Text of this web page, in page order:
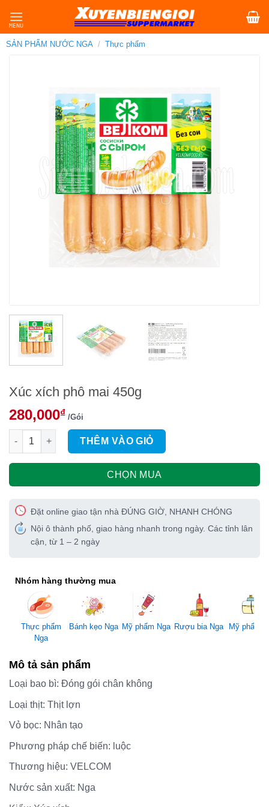
content
SẢN PHẨM NƯỚC NGA / Thực phẩm
Xúc xích phô mai 450g
280,000₫ /Gói
Xúc xích phô mai 450g số lượng
THÊM VÀO GIỎ
CHỌN MUA
Đặt online giao tận nhà ĐÚNG GIỜ, NHANH CHÓNG
Nội ô thành phố, giao hàng nhanh trong ngày. Các tỉnh lân
cận, từ 1 – 2 ngày
Nhóm hàng thường mua
Thực phẩm
Nga
Bánh kẹo Nga Mỹ phẩm Nga Rượu bia Nga Mỹ phẩm
Mô tả sản phẩm
Loại bao bì: Đóng gói chân không
Loại thịt: Thịt lợn
Vỏ bọc: Nhân tạo
Phương pháp chế biến: luộc
Thương hiệu: VELCOM
Nước sản xuất: Nga